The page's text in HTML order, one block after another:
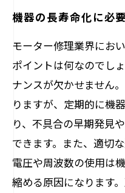
機器の長寿命化に必
モーター修理業界にお
ポイントは何なのでし
ナンスが欠かせません
りますが、定期的に機
り、不具合の早期発見
できます。また、適切
電圧や周波数の使用は
縮める原因になります